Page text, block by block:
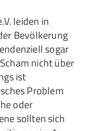
leiden in
Bevölkerung
sogar
nicht über
ist
Problem
oder
sollten sich